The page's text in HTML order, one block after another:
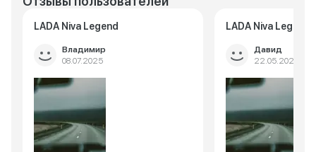
LADA Niva Legend
Владимир
08.07.2025
LADA Niva Legend
Давид
22.05.2025